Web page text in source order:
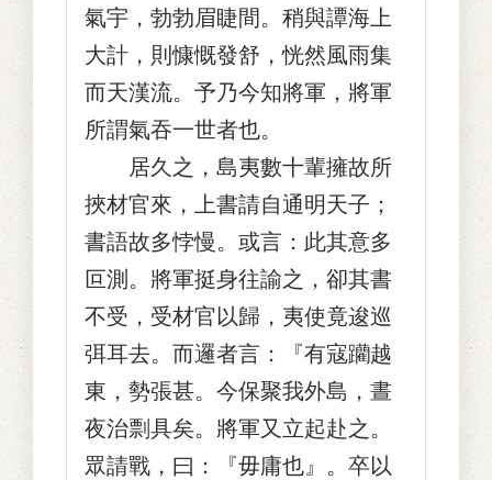
氣宇，勃勃眉睫間。稍與譚海上
大計，則慷慨發舒，恍然風雨集
而天漢流。予乃今知將軍，將軍
所謂氣吞一世者也。
居久之，島夷數十輩擁故所
挾材官來，上書請自通明天子；
書語故多悖慢。或言：此其意多
叵測。將軍挺身往諭之，卻其書
不受，受材官以歸，夷使竟逡巡
弭耳去。而邏者言：『有寇躪越
東，勢張甚。今保聚我外島，晝
夜治剽具矣。將軍又立起赴之。
眾請戰，曰：『毋庸也』。卒以